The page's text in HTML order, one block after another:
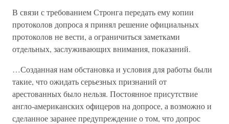
В связи с требованием Стронга передать ему копии
протоколов допроса я принял решение официальных
протоколов не вести, а ограничиться заметками
отдельных, заслуживающих внимания, показаний.
…Созданная нам обстановка и условия для работы были
такие, что ожидать серьезных признаний от
арестованных было нельзя. Постоянное присутствие
англо-американских офицеров на допросе, а возможно и
сделанное заранее предупреждение о том, что допрос